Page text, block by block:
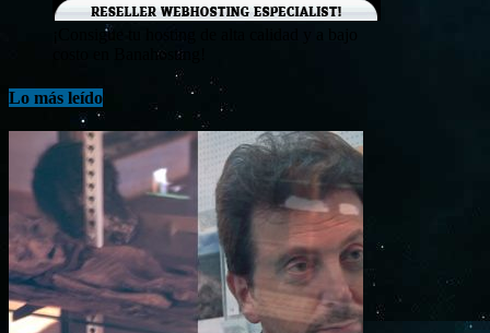
¡Consigue tu hosting de alta calidad y a bajo
costo en Banahosting!
Lo más leído